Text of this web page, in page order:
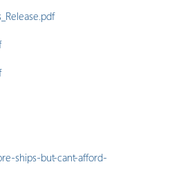
ships-but-cant-afford-